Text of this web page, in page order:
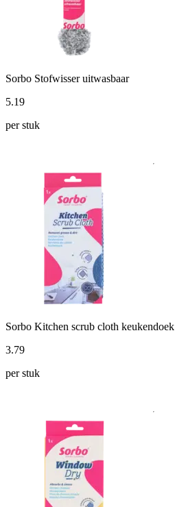
Sorbo Stofwisser uitwasbaar
5.19
per stuk
Sorbo Kitchen scrub cloth keukendoek
3.79
per stuk